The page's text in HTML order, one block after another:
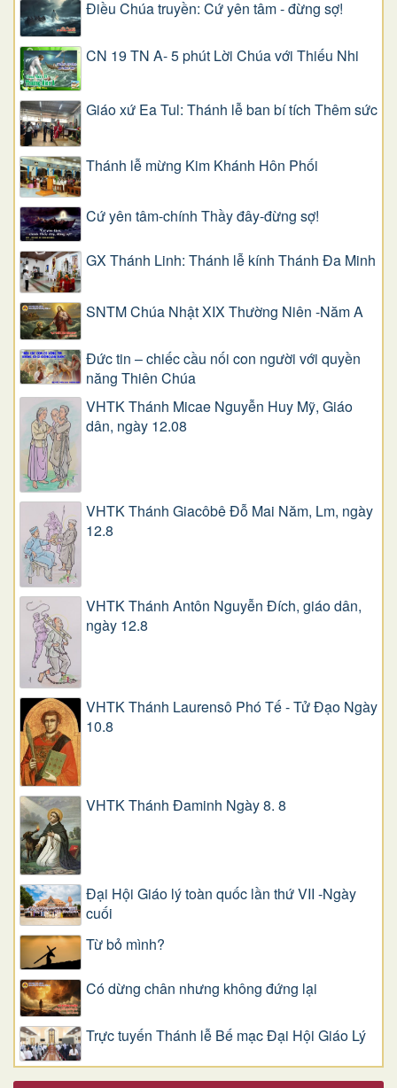
Điều Chúa truyền: Cứ yên tâm - đừng sợ!
CN 19 TN A- 5 phút Lời Chúa với Thiếu Nhi
Giáo xứ Ea Tul: Thánh lễ ban bí tích Thêm sức
Thánh lễ mừng Kim Khánh Hôn Phối
Cứ yên tâm-chính Thầy đây-đừng sợ!
GX Thánh Linh: Thánh lễ kính Thánh Đa Minh
SNTM Chúa Nhật XIX Thường Niên -Năm A
Đức tin – chiếc cầu nối con người với quyền
năng Thiên Chúa
VHTK Thánh Micae Nguyễn Huy Mỹ, Giáo
dân, ngày 12.08
VHTK Thánh Giacôbê Ðỗ Mai Năm, Lm, ngày
12.8
VHTK Thánh Antôn Nguyễn Ðích, giáo dân,
ngày 12.8
VHTK Thánh Laurensô Phó Tế - Tử Đạo Ngày
10.8
VHTK Thánh Đaminh Ngày 8. 8
Đại Hội Giáo lý toàn quốc lần thứ VII -Ngày
cuối
Từ bỏ mình?
Có dừng chân nhưng không đứng lại
Trực tuyến Thánh lễ Bế mạc Đại Hội Giáo Lý